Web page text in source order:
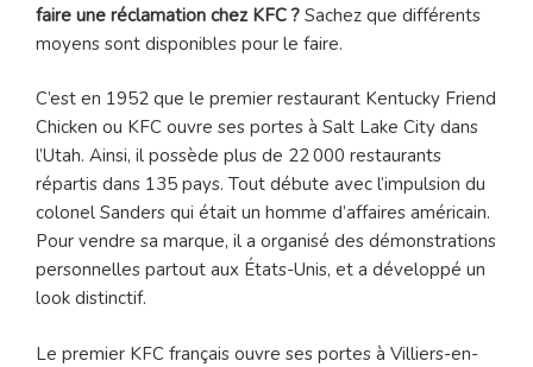
faire une réclamation chez KFC ? Sachez que différents
moyens sont disponibles pour le faire.
C’est en 1952 que le premier restaurant Kentucky Friend
Chicken ou KFC ouvre ses portes à Salt Lake City dans
l’Utah. Ainsi, il possède plus de 22 000 restaurants
répartis dans 135 pays. Tout débute avec l’impulsion du
colonel Sanders qui était un homme d’affaires américain.
Pour vendre sa marque, il a organisé des démonstrations
personnelles partout aux États-Unis, et a développé un
look distinctif.
Le premier KFC français ouvre ses portes à Villiers-en-